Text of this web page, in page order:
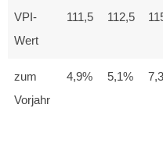
VPI-
Wert
111,5 112,5
zum
Vorjahr
4,9% 5,1%